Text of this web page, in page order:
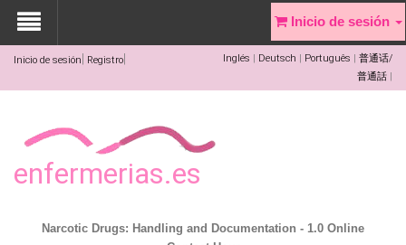
Inicio de sesión Registro Inglés Deutsch Português
普通话/
普通話
enfermerias.es
Inicio de sesión
Narcotic Drugs: Handling and Documentation - 1.0 Online